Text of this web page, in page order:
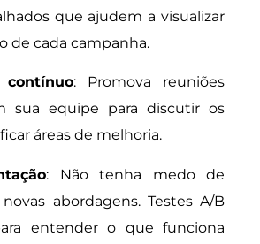
que ajudem a visualizar
de cada campanha.
contínuo: Promova reuniões
sua equipe para discutir os
áreas de melhoria.
: Não tenha medo de
abordagens. Testes A/B
entender o que funciona